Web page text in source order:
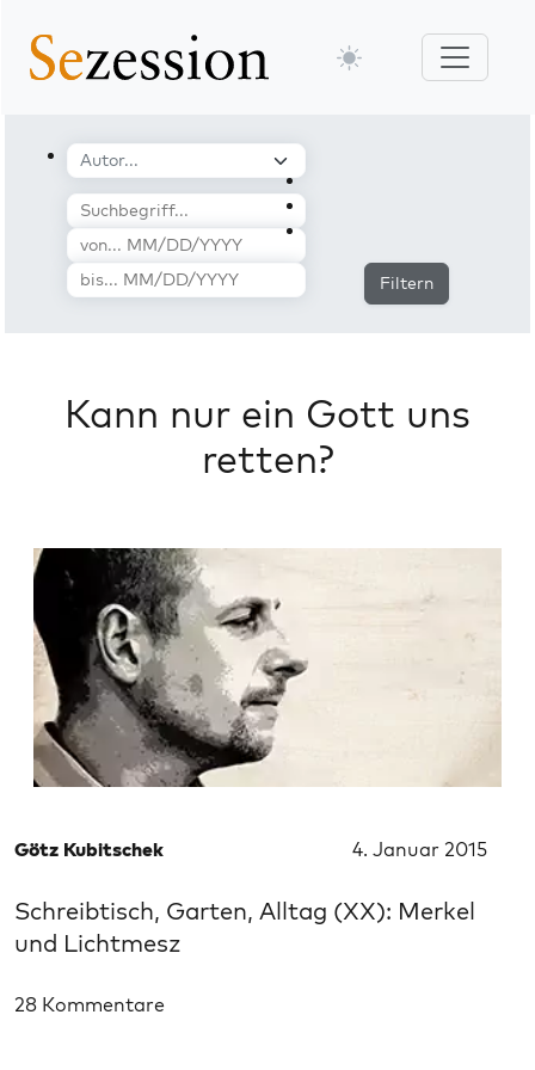
Filtern
Kann nur ein Gott uns
retten?
Götz Kubitschek 4. Januar 2015
Schreibtisch, Garten, Alltag (XX): Merkel
und Lichtmesz
28 Kommentare